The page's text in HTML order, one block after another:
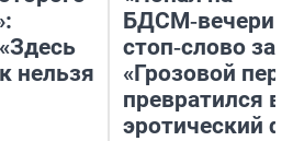
нельзя
стоп‑слово
«Грозовой
превратился в
эротический